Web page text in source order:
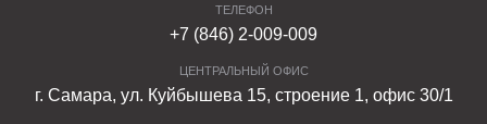
ТЕЛЕФОН
+7 (846) 2-009-009
ЦЕНТРАЛЬНЫЙ ОФИС
г. Самара, ул. Куйбышева 15, строение 1, офис 30/1